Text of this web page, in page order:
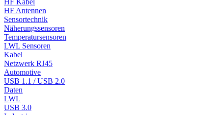
HF Antennen
Sensortechnik
Näherungssensoren
Temperatursensoren
LWL Sensoren
Kabel
Netzwerk RJ45
Automotive
USB 1.1 / USB 2.0
Daten
LWL
USB 3.0